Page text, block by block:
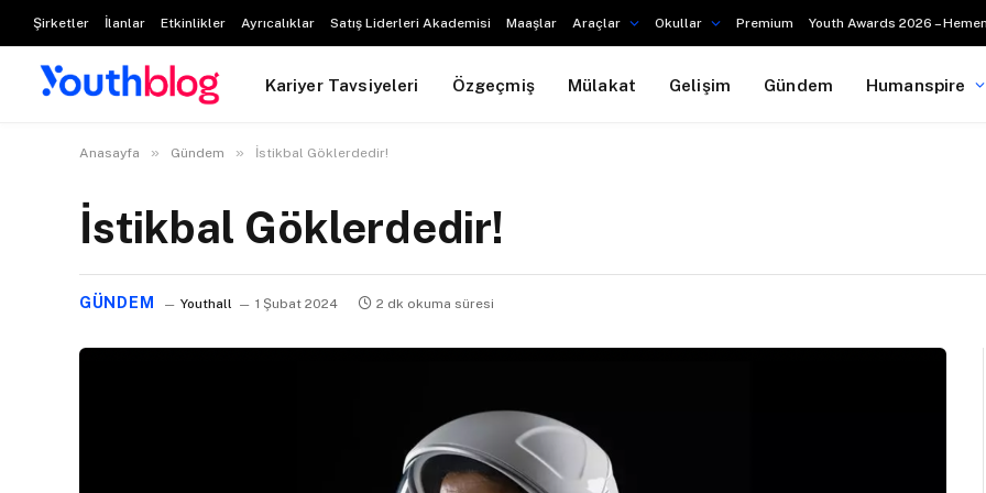
Şirketler İlanlar Etkinlikler Ayrıcalıklar Satış Liderleri Akademisi Maaşlar Araçlar Okullar Premium Youth Awards 2026 –
Kariyer Tavsiyeleri Özgeçmiş Mülakat Gelişim Gündem Humanspire
Anasayfa » Gündem » İstikbal Göklerdedir!
İstikbal Göklerdedir!
GÜNDEM Youthall 1 Şubat 2024 2 dk okuma süresi